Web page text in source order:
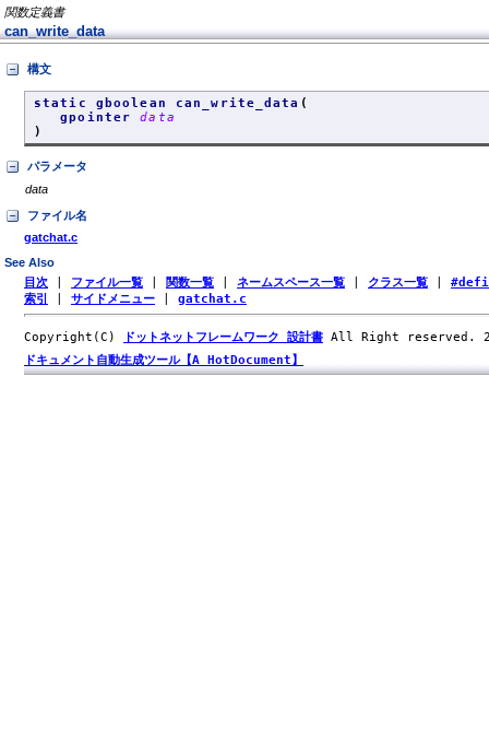
関数定義書
can_write_data
構文
static gboolean can_write_data (
gpointerdata
)
パラメータ
data
ファイル名
gatchat.c
See Also
目次 ファイル一覧 関数一覧 ネームスペース一覧 クラス一覧
索引
サイドメニュー gatchat.c
Copyright(C) ドットネットフレームワーク 設計書 All Right reserved.
ドキュメント自動生成ツール【A HotDocument】